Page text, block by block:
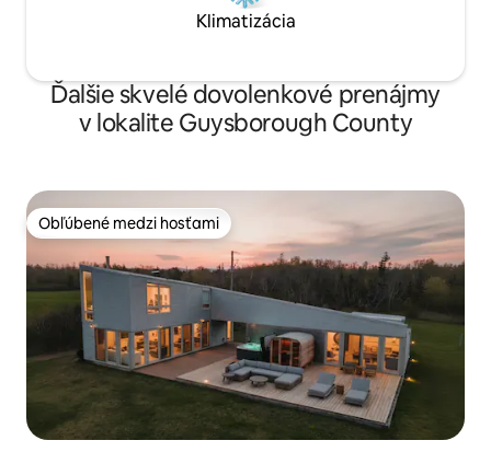
Klimatizácia
Ďalšie skvelé dovolenkové prenájmy
v lokalite Guysborough County
Obľúbené medzi hosťami
Obľúbené medzi hosťami